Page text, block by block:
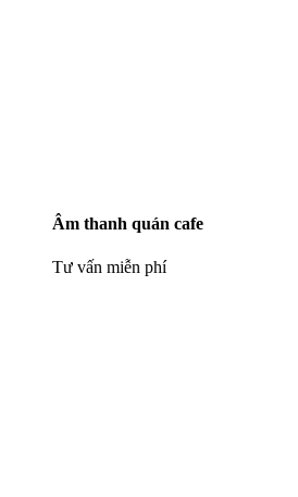
Âm thanh quán cafe
Tư vấn miễn phí